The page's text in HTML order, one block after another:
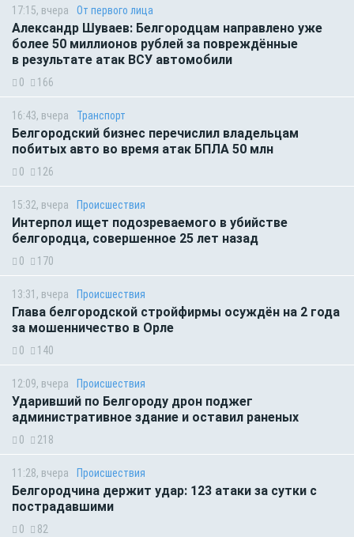
17:15, вчера От первого лица
Александр Шуваев: Белгородцам направлено уже
более 50 миллионов рублей за повреждённые
в результате атак ВСУ автомобили
0 166
16:43, вчера Транспорт
Белгородский бизнес перечислил владельцам
побитых авто во время атак БПЛА 50 млн
0 126
15:32, вчера Происшествия
Интерпол ищет подозреваемого в убийстве
белгородца, совершенное 25 лет назад
0 170
13:31, вчера Происшествия
Глава белгородской стройфирмы осуждён на 2 года
за мошенничество в Орле
0 140
12:09, вчера Происшествия
Ударивший по Белгороду дрон поджег
административное здание и оставил раненых
0 218
11:28, вчера Происшествия
Белгородчина держит удар: 123 атаки за сутки с
пострадавшими
0 82